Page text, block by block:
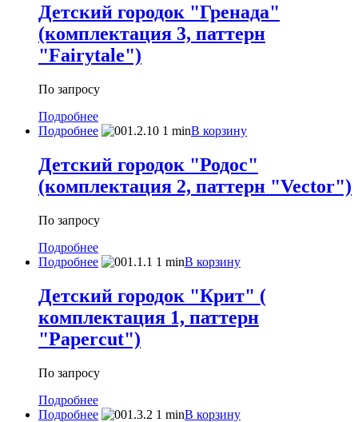
Детский городок "Гренада"
(комплектация 3, паттерн
"Fairytale")
По запросу
Подробнее
Подробнее
В корзину
Детский городок "Родос"
(комплектация 2, паттерн "Vector")
По запросу
Подробнее
Подробнее
В корзину
Детский городок "Крит" (
комплектация 1, паттерн
"Papercut")
По запросу
Подробнее
Подробнее
В корзину